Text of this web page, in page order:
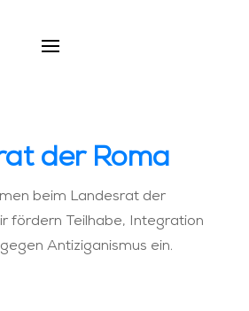
der Roma
beim Landesrat der
fördern Teilhabe, Integration
Antiziganismus ein.